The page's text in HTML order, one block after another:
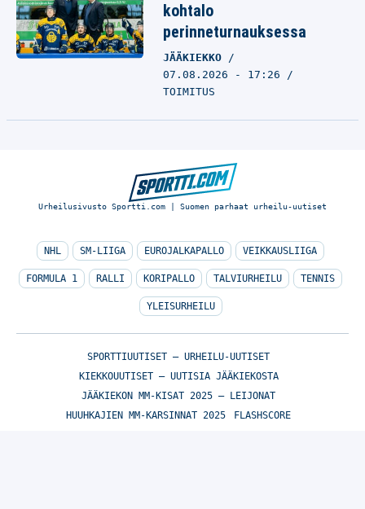
kohtalo
perinneturnauksessa
JÄÄKIEKKO
07.08.2026 - 17:26
TOIMITUS
Urheilusivusto Sportti.com | Suomen parhaat urheilu-uutiset
NHL SM-LIIGA EUROJALKAPALLO VEIKKAUSLIIGA
FORMULA 1 RALLI KORIPALLO TALVIURHEILU TENNIS
YLEISURHEILU
SPORTTIUUTISET – URHEILU-UUTISET
KIEKKOUUTISET – UUTISIA JÄÄKIEKOSTA
JÄÄKIEKON MM-KISAT 2025 – LEIJONAT
HUUHKAJIEN MM-KARSINNAT 2025
FLASHSCORE